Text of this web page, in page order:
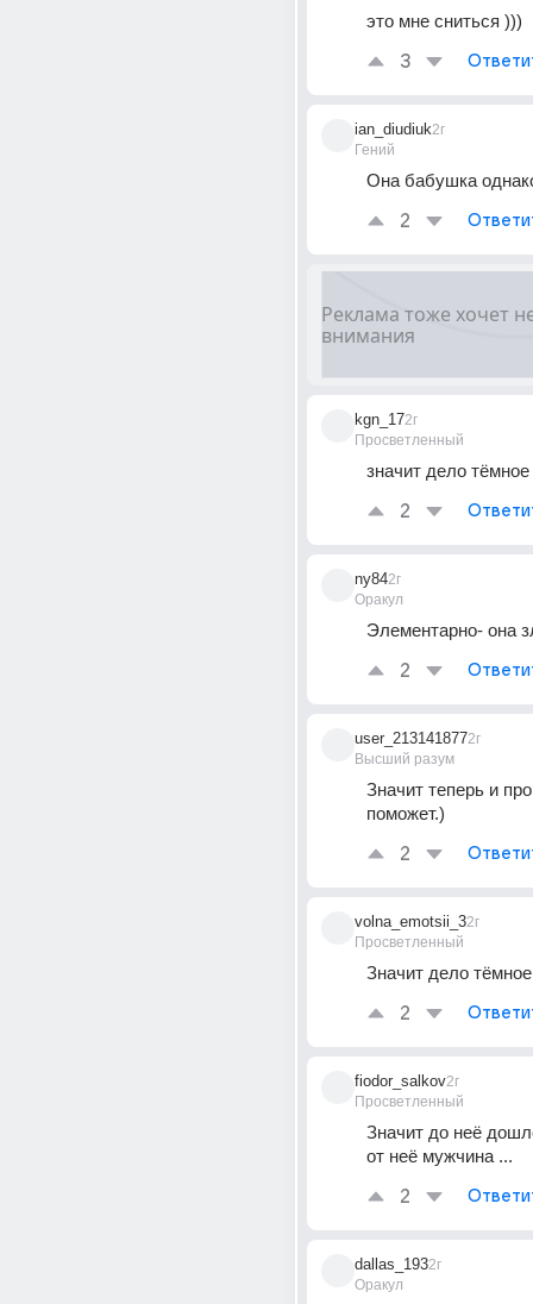
это мне сниться )))
3
ian_diudiuk
Гений
2г
Она бабушка
2
kgn_17
Просветленный
2г
значит дело тёмное
2
ny84
Оракул
2г
Элементарно- она
2
user_213141877
Высший разум
2г
Значит теперь и
поможет.)
2
volna_emotsii_3
Просветленный
2г
Значит дело
2
fiodor_salkov
Просветленный
2г
Значит до неё
от неё мужчина ...
2
dallas_193
Оракул
2г